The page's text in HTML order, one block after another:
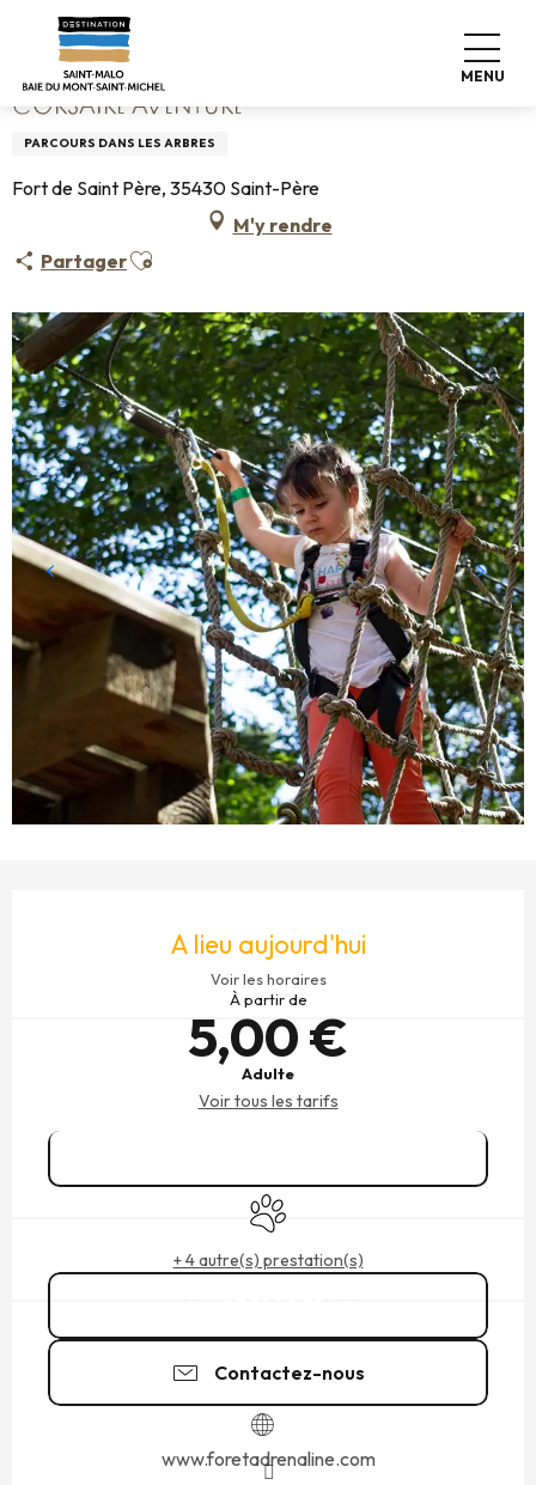
contenu
principal
MENU
Accueil Corsaire Aventure
CORSAIRE AVENTURE
PARCOURS DANS LES ARBRES
Fort de Saint Père, 35430 Saint-Père
M'y rendre
PartagerAjouter aux favoris
A lieu aujourd'hui
Voir les horaires
À partir de
5,00 €
Adulte
Voir tous les tarifs
Animaux acceptés
+ 4 autre(s) prestation(s)
Contactez-nous
www.foretadrenaline.com